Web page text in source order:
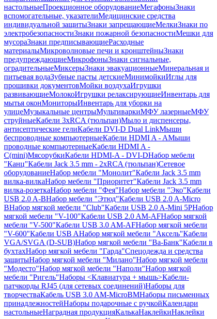
настольныеПроекционное оборудованиеМегафоныЗнаки
вспомогательные, указателиМедицинские средства
индивидуальной защитыЗнаки запрещающиеМелкиЗнаки по
электробезопасностиЗнаки пожарной безопасностиМешки для
мусораЗнаки предписывающиеРасходные
материалыМикроволновые печи и кронштейныЗнаки
предупреждающиеМикрофоныЗнаки сигнальные,
оградительныеМиксерыЗнаки эвакуационныеМинеральная и
питьевая водаЗубные пасты детскиеМинимойкиИглы для
прошивки документовМойки воздухаИгрушки
развивающиеМолокоИгрушки релаксирующиеИнвентарь для
мытья оконМониторыИнвентарь для уборки на
улицеМузыкальные центрыМультиваркиМФУ лазерныеМФУ
струйныеКабели 3xRCA (тюльпан)Мыло и диспенсеры,
антисептические гелиКабели DVI-D Dual LinkМыши
беспроводные компьютерныеКабели HDMI A - AМыши
проводные компьютерныеКабели HDMI A -
C(mini)МясорубкиКабели HDMI-A - DVI-DНабор мебели
"Канц"Кабели Jack 3.5 mm - 2xRCA (тюльпан)Сетевое
оборудованиеНабор мебели "Монолит"Кабели Jack 3.5 mm
вилка-вилкаНабор мебели "Приоритет"Кабели Jack 3.5 mm
вилка-розеткаНабор мебели "Фея"Набор мебели "Эко"Кабели
USB 2.0 A-BНабор мебели "Этюд"Кабели USB 2.0 A-Micro
BНабор мягкой мебели "Club"Кабели USB 2.0 A-Mini 5PНабор
мягкой мебели "V-100"Кабели USB 2.0 AM-AFНабор мягкой
мебели "V-500"Кабели USB 3.0 AM-AFНабор мягкой мебели
"V-600"Кабели USB AНабор мягкой мебели "Аксель"Кабели
VGA/SVGA (D-SUB)Набор мягкой мебели "Ва-Банк"Кабели в
бухтахНабор мягкой мебели "Гарда"Спецодежда и средства
защитыНабор мягкой мебели "Милано"Набор мягкой мебели
"Модесто"Набор мягкой мебели "Наполи"Набор мягкой
мебели "Ригель"Наборы <Клавиатура + мышь>Кабели-
патчкорды RJ45 (для сетевых соединений)Наборы для
творчестваКабель USB 3.0 AM-MicroBMНаборы письменных
принадлежностейНаборы подарочные с ручкойКалендари
настольныеНаградная продукцияКалькаНаклейкиНаклейки